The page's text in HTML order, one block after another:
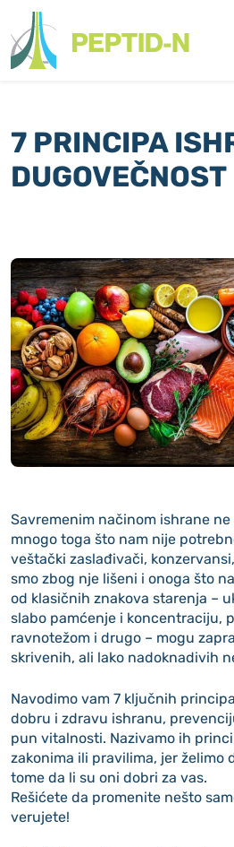
7 PRINCIPA
DUGOVEČNOST
Savremenim načinom ishrane
mnogo toga što nam nije
veštački zaslađivači,
smo zbog nje lišeni i onoga što
od klasičnih znakova starenja –
slabo pamćenje i koncentraciju,
ravnotežom i drugo – mogu
skrivenih, ali lako nadoknadivih
Navodimo vam 7 ključnih
dobru i zdravu ishranu,
pun vitalnosti. Nazivamo ih
zakonima ili pravilima, jer želimo
tome da li su oni dobri za vas.
Rešićete da promenite nešto
verujete!